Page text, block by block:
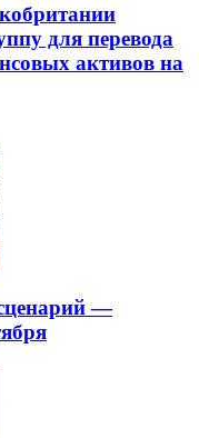
для перевода
активов на
—